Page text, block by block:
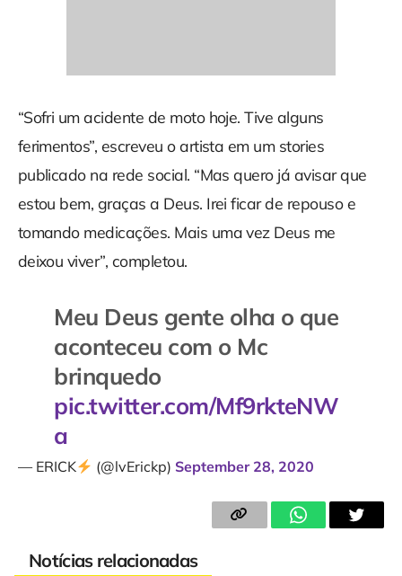
“Sofri um acidente de moto hoje. Tive alguns
ferimentos”, escreveu o artista em um stories
publicado na rede social. “Mas quero já avisar que
estou bem, graças a Deus. Irei ficar de repouso e
tomando medicações. Mais uma vez Deus me
deixou viver”, completou.
Meu Deus gente olha o que
aconteceu com o Mc
brinquedo
pic.twitter.com/Mf9rkteNW
a
— ERICK (@lvErickp) September 28, 2020
Notícias relacionadas